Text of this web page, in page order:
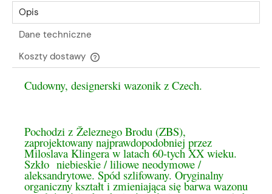
Opis
Dane techniczne
Koszty dostawy
Cena nie zawiera ewentualnych kosztów płatności
Cudowny, designerski wazonik z Czech.
Pochodzi z Železnego Brodu (ZBS),
zaprojektowany najprawdopodobniej przez
Miloslava Klingera w latach 60-tych XX wieku.
Szkło niebieskie / liliowe neodymowe /
aleksandrytowe. Spód szlifowany. Oryginalny
organiczny kształt i zmieniająca się barwa wazonu